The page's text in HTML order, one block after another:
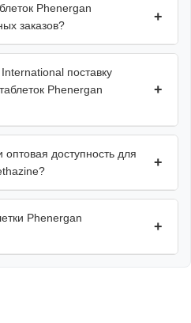
Phenergan
заказов?
+
поставку
Phenergan
+
доступность для
+
Phenergan
+